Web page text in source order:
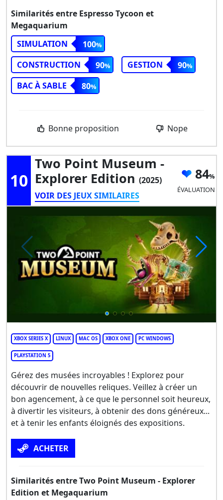
Similarités entre Espresso Tycoon et
Megaquarium
SIMULATION
100
CONSTRUCTION
90 GESTION
90
BAC À SABLE
80
Bonne proposition Nope
10
Two Point Museum -
Explorer Edition (2025)
VOIR DES JEUX SIMILAIRES
84
ÉVALUATION
XBOX SERIES X LINUX MAC OS XBOX ONE PC WINDOWS
PLAYSTATION 5
Gérez des musées incroyables ! Explorez pour
découvrir de nouvelles reliques. Veillez à créer un
bon agencement, à ce que le personnel soit heureux,
à divertir les visiteurs, à obtenir des dons généreux...
et à tenir les enfants éloignés des expositions.
ACHETER
Similarités entre Two Point Museum - Explorer
Edition et Megaquarium